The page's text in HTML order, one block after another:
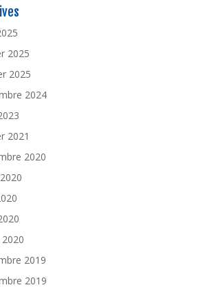
2025
2025
2024
2021
2020
2019
2019